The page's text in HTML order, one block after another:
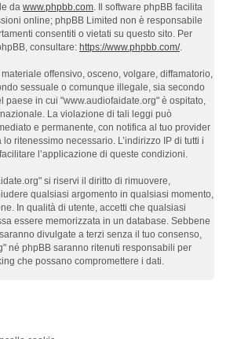
da www.phpbb.com. Il software phpBB facilita
online; phpBB Limited non è responsabile
consentiti o vietati su questo sito. Per
consultare: https://www.phpbb.com/.
offensivo, osceno, volgare, diffamatorio,
sessuale o comunque illegale, sia secondo
paese in cui "www.audiofaidate.org" è ospitato,
La violazione di tali leggi può
e permanente, con notifica al tuo provider
ritenessimo necessario. L’indirizzo IP di tutti i
l’applicazione di queste condizioni.
si riservi il diritto di rimuovere,
qualsiasi argomento in qualsiasi momento,
In qualità di utente, accetti che qualsiasi
essere memorizzata in un database. Sebbene
divulgate a terzi senza il tuo consenso,
né phpBB saranno ritenuti responsabili per
che possano compromettere i dati.